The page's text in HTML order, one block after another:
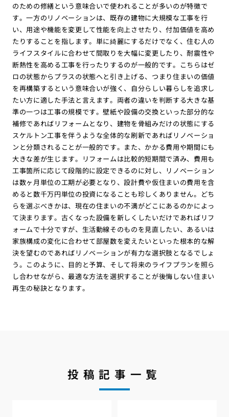
のための修繕という意味合いで使われることが多いのが特徴で
す。一方のリノベーションは、既存の建物に大規模な工事を行
い、用途や機能を変更して性能を向上させたり、付加価値を高め
たりすることを指します。単に綺麗にするだけでなく、住む人の
ライフスタイルに合わせて間取りを大幅に変更したり、耐震性や
断熱性を高める工事を行ったりするのが一般的です。こちらはゼ
ロの状態からプラスの状態へと引き上げる、つまり住まいの価値
を再構築するという意味合いが強く、自分らしい暮らしを追求し
たい方に適した手法と言えます。両者の違いを判断する大きな基
準の一つは工事の規模です。壁紙や設備の交換といった部分的な
補修であればリフォームとなり、建物を骨組みだけの状態にする
スケルトン工事を伴うような全体的な刷新であればリノベーショ
ンと分類されることが一般的です。また、かかる費用や期間にも
大きな差が生じます。リフォームは比較的短期間で済み、費用も
工事箇所に応じて段階的に設定できるのに対し、リノベーション
は数ヶ月単位の工期が必要となり、設計費や仮住まいの費用を含
めると数千万円単位の投資になることも珍しくありません。どち
らを選ぶべきかは、現在の住まいの不満がどこにあるのかによっ
て決まります。古くなった設備を新しくしたいだけであればリフ
ォームで十分ですが、生活動線そのものを見直したい、あるいは
家族構成の変化に合わせて部屋数を変えたいといった根本的な解
決を望むのであればリノベーションが有力な選択肢となるでしょ
う。このように、目的と予算、そして将来のライフプランを照ら
し合わせながら、最適な方法を選択することが後悔しない住まい
再生の秘訣となります。
投稿記事一覧